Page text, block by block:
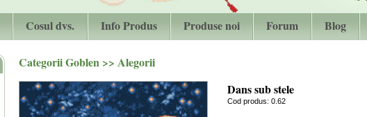
Cosul dvs. Info Produs Produse noi Forum Blog
Categorii Goblen >> Alegorii
Dans sub stele
Cod produs: 0.62